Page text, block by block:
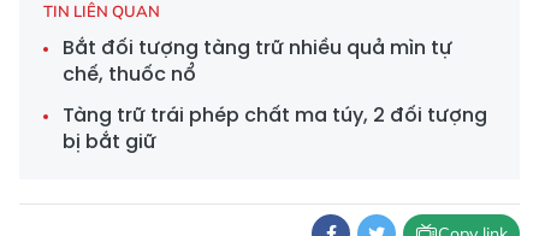
TIN LIÊN QUAN
Bắt đối tượng tàng trữ nhiều quả mìn tự
chế, thuốc nổ
Tàng trữ trái phép chất ma túy, 2 đối tượng
bị bắt giữ